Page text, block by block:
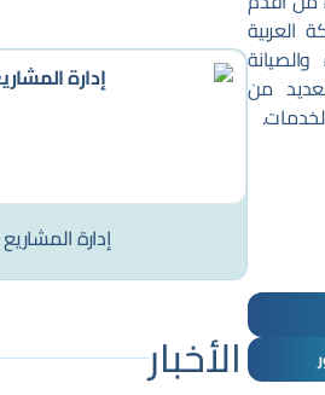
العربية
من
إدارة المشاريع
الأخبار